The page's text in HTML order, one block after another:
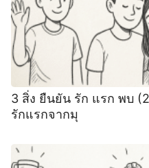
3 สิ่ง ยืนยัน รัก แรก พบ
รักแรกจากมุ